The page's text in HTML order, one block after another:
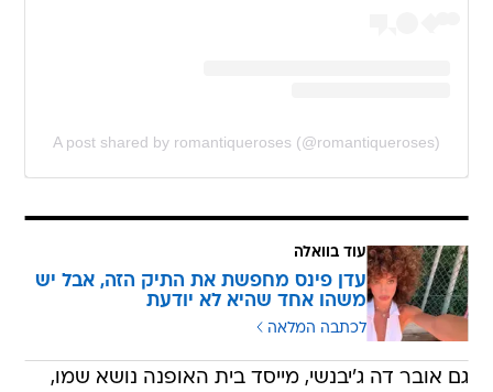
A post shared by romantiqueroses (@romantiqueroses)
עוד בוואלה
עדן פינס מחפשת את התיק הזה, אבל יש
משהו אחד שהיא לא יודעת
לכתבה המלאה
גם אובר דה ג'יבנשי, מייסד בית האופנה נושא שמו,